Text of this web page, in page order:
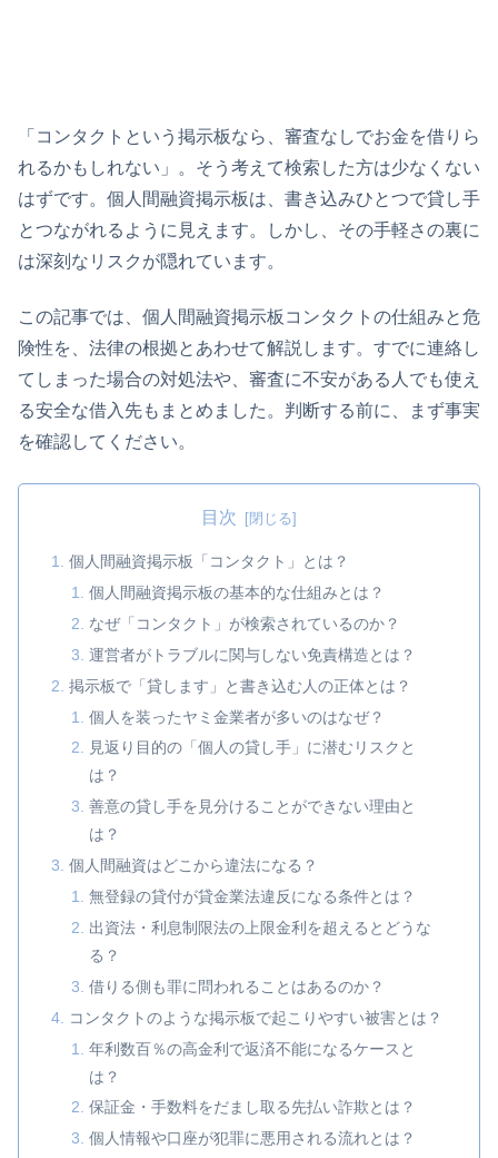
「コンタクトという掲示板なら、審査なしでお金を借りら
れるかもしれない」。そう考えて検索した方は少なくない
はずです。個人間融資掲示板は、書き込みひとつで貸し手
とつながれるように見えます。しかし、その手軽さの裏に
は深刻なリスクが隠れています。
この記事では、個人間融資掲示板コンタクトの仕組みと危
険性を、法律の根拠とあわせて解説します。すでに連絡し
てしまった場合の対処法や、審査に不安がある人でも使え
る安全な借入先もまとめました。判断する前に、まず事実
を確認してください。
目次
個人間融資掲示板「コンタクト」とは？
個人間融資掲示板の基本的な仕組みとは？
なぜ「コンタクト」が検索されているのか？
運営者がトラブルに関与しない免責構造とは？
掲示板で「貸します」と書き込む人の正体とは？
個人を装ったヤミ金業者が多いのはなぜ？
見返り目的の「個人の貸し手」に潜むリスクと
は？
善意の貸し手を見分けることができない理由と
は？
個人間融資はどこから違法になる？
無登録の貸付が貸金業法違反になる条件とは？
出資法・利息制限法の上限金利を超えるとどうな
る？
借りる側も罪に問われることはあるのか？
コンタクトのような掲示板で起こりやすい被害とは？
年利数百％の高金利で返済不能になるケースと
は？
保証金・手数料をだまし取る先払い詐欺とは？
個人情報や口座が犯罪に悪用される流れとは？